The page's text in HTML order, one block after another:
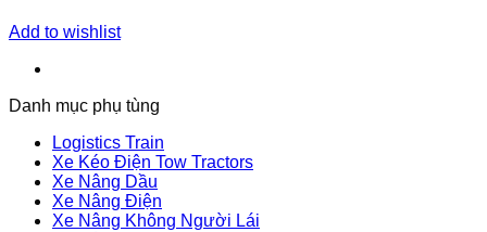
Add to wishlist
Danh mục phụ tùng
Logistics Train
Xe Kéo Điện Tow Tractors
Xe Nâng Dầu
Xe Nâng Điện
Xe Nâng Không Người Lái